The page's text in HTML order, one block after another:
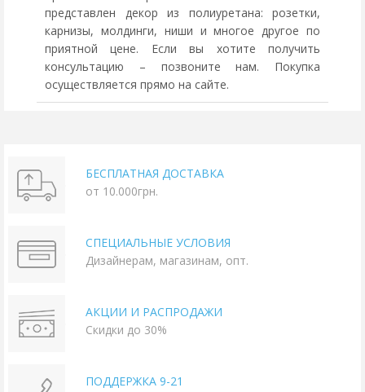
представлен декор из полиуретана: розетки,
карнизы, молдинги, ниши и многое другое по
приятной цене. Если вы хотите получить
консультацию – позвоните нам. Покупка
осуществляется прямо на сайте.
БЕСПЛАТНАЯ ДОСТАВКА
от 10.000грн.
СПЕЦИАЛЬНЫЕ УСЛОВИЯ
Дизайнерам, магазинам, опт.
АКЦИИ И РАСПРОДАЖИ
Скидки до 30%
ПОДДЕРЖКА 9-21